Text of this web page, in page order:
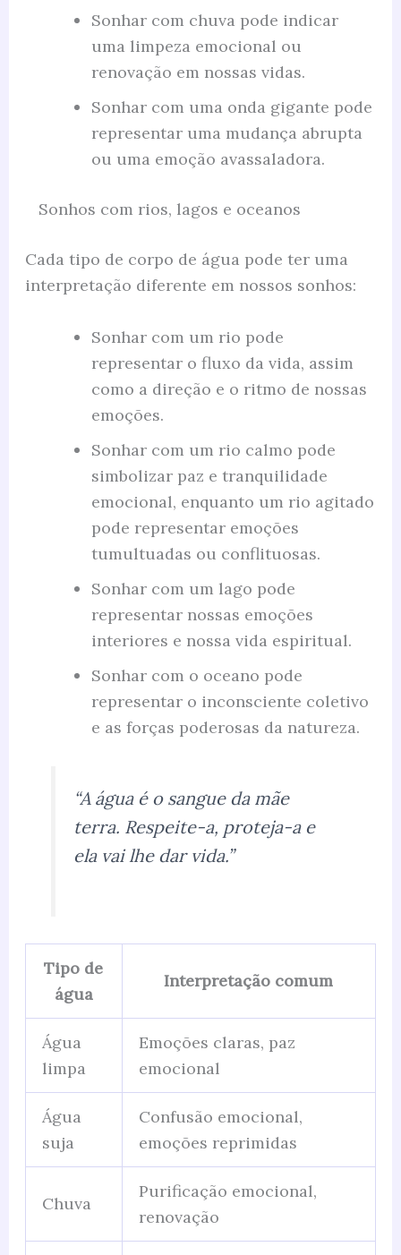
Sonhar com chuva pode indicar
uma limpeza emocional ou
renovação em nossas vidas.
Sonhar com uma onda gigante pode
representar uma mudança abrupta
ou uma emoção avassaladora.
Sonhos com rios, lagos e oceanos
Cada tipo de corpo de água pode ter uma
interpretação diferente em nossos sonhos:
Sonhar com um rio pode
representar o fluxo da vida, assim
como a direção e o ritmo de nossas
emoções.
Sonhar com um rio calmo pode
simbolizar paz e tranquilidade
emocional, enquanto um rio agitado
pode representar emoções
tumultuadas ou conflituosas.
Sonhar com um lago pode
representar nossas emoções
interiores e nossa vida espiritual.
Sonhar com o oceano pode
representar o inconsciente coletivo
e as forças poderosas da natureza.
“A água é o sangue da mãe
terra. Respeite-a, proteja-a e
ela vai lhe dar vida.”
Tipo de
água
Interpretação comum
Água
limpa
Emoções claras, paz
emocional
Água
suja
Confusão emocional,
emoções reprimidas
Chuva
Purificação emocional,
renovação